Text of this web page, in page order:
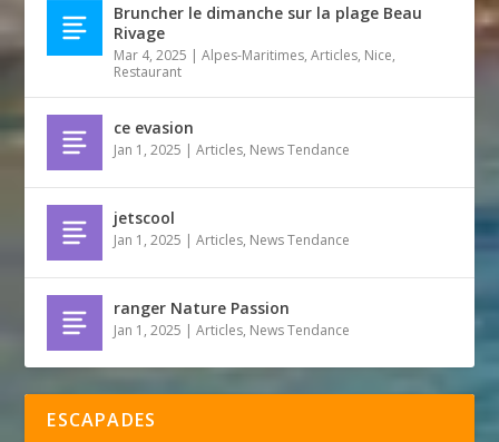
Bruncher le dimanche sur la plage Beau
Rivage
Mar 4, 2025 |Alpes-Maritimes,Articles, Nice,
Restaurant
ce evasion
Jan 1, 2025 |Articles, News Tendance
jetscool
Jan 1, 2025 |Articles, News Tendance
ranger Nature Passion
Jan 1, 2025 |Articles, News Tendance
ESCAPADES